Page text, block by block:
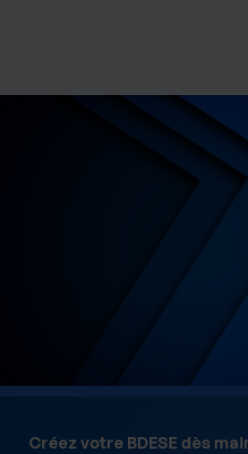
Créez votre BDESE dès